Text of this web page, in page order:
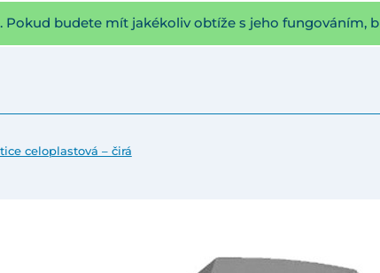
Pokud budete mít jakékoliv obtíže s jeho fungováním,
celoplastová – čirá